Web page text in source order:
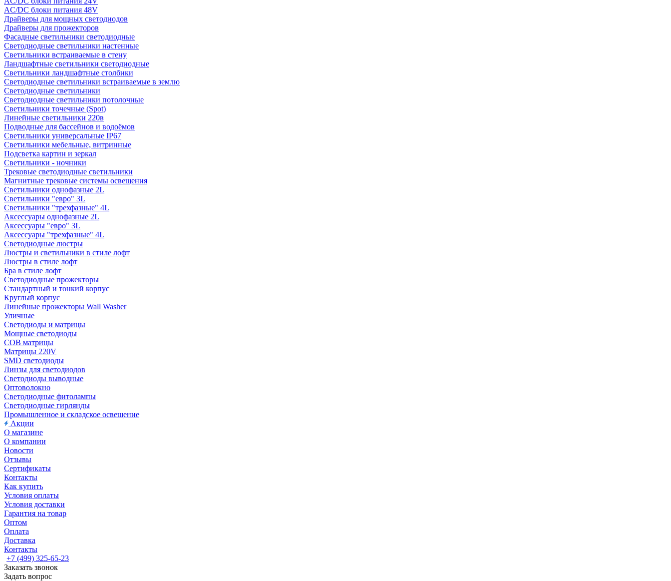
AC/DC блоки питания 48V
Драйверы для мощных светодиодов
Драйверы для прожекторов
Фасадные светильники светодиодные
Светодиодные светильники настенные
Светильники встраиваемые в стену
Ландшафтные светильники светодиодные
Светильники ландшафтные столбики
Светодиодные светильники встраиваемые в землю
Светодиодные светильники
Светодиодные светильники потолочные
Светильники точечные (Spot)
Линейные светильники 220в
Подводные для бассейнов и водоёмов
Светильники универсальные IP67
Светильники мебельные, витринные
Подсветка картин и зеркал
Светильники - ночники
Трековые светодиодные светильники
Магнитные трековые системы освещения
Светильники однофазные 2L
Светильники "евро" 3L
Светильники "трехфазные" 4L
Аксессуары однофазные 2L
Аксессуары "евро" 3L
Аксессуары "трехфазные" 4L
Светодиодные люстры
Люстры и светильники в стиле лофт
Люстры в стиле лофт
Бра в стиле лофт
Светодиодные прожекторы
Стандартный и тонкий корпус
Круглый корпус
Линейные прожекторы Wall Washer
Уличные
Светодиоды и матрицы
Мощные светодиоды
COB матрицы
Матрицы 220V
SMD светодиоды
Линзы для светодиодов
Светодиоды выводные
Оптоволокно
Светодиодные фитолампы
Светодиодные гирлянды
Промышленное и складское освещение
Акции
О магазине
О компании
Новости
Отзывы
Сертификаты
Контакты
Как купить
Условия оплаты
Условия доставки
Гарантия на товар
Оптом
Оплата
Доставка
Контакты
+7 (499) 325-65-23
Заказать звонок
Задать вопрос